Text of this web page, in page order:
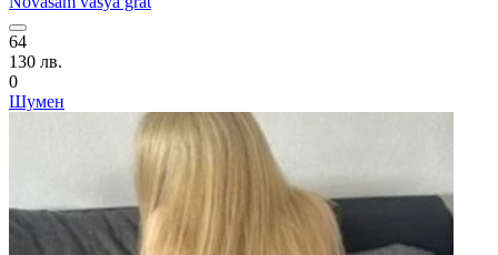
64
130 лв.
0
Шумен